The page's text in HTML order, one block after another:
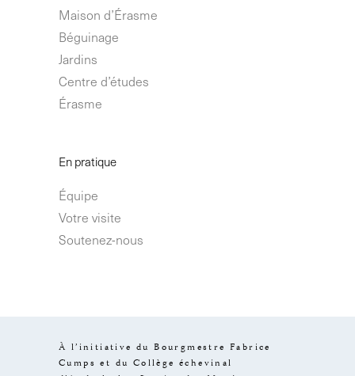
Maison d’Érasme
Béguinage
Jardins
Centre d’études
Érasme
En pratique
Équipe
Votre visite
Soutenez-nous
À l’initiative du Bourgmestre Fabrice
Cumps et du Collège échevinal